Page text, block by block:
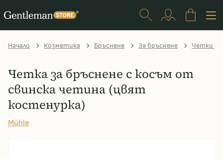
Начало Козметика Бръснене За бръснене Четки за
Четка за бръснене с косъм от
свинска четина (цвят
костенурка)
Mühle